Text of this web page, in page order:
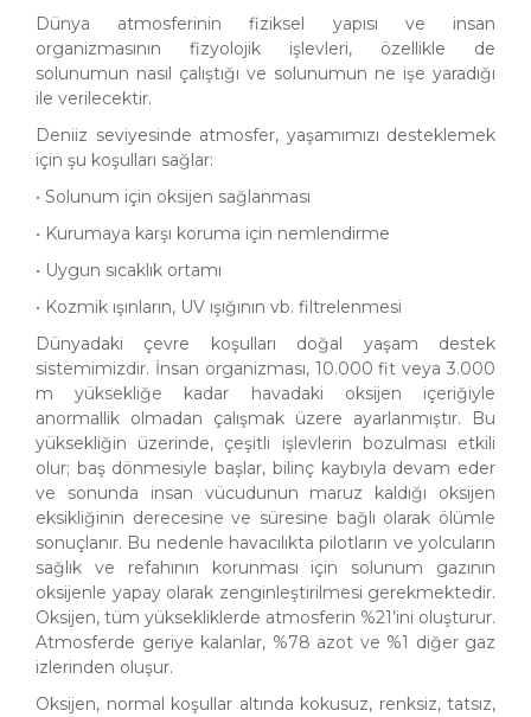
Dünya atmosferinin fiziksel yapısı ve insan
organizmasının fizyolojik işlevleri, özellikle de
solunumun nasıl çalıştığı ve solunumun ne işe yaradığı
ile verilecektir.
Deniiz seviyesinde atmosfer, yaşamımızı desteklemek
için şu koşulları sağlar:
• Solunum için oksijen sağlanması
• Kurumaya karşı koruma için nemlendirme
• Uygun sıcaklık ortamı
• Kozmik ışınların, UV ışığının vb. filtrelenmesi
Dünyadaki çevre koşulları doğal yaşam destek
sistemimizdir. İnsan organizması, 10.000 fit veya 3.000
m yüksekliğe kadar havadaki oksijen içeriğiyle
anormallik olmadan çalışmak üzere ayarlanmıştır. Bu
yüksekliğin üzerinde, çeşitli işlevlerin bozulması etkili
olur; baş dönmesiyle başlar, bilinç kaybıyla devam eder
ve sonunda insan vücudunun maruz kaldığı oksijen
eksikliğinin derecesine ve süresine bağlı olarak ölümle
sonuçlanır. Bu nedenle havacılıkta pilotların ve yolcuların
sağlık ve refahının korunması için solunum gazının
oksijenle yapay olarak zenginleştirilmesi gerekmektedir.
Oksijen, tüm yüksekliklerde atmosferin %21’ini oluşturur.
Atmosferde geriye kalanlar, %78 azot ve %1 diğer gaz
izlerinden oluşur.
Oksijen, normal koşullar altında kokusuz, renksiz, tatsız,